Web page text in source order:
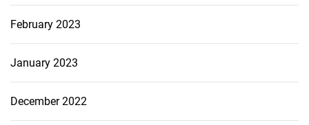
February 2023
January 2023
December 2022